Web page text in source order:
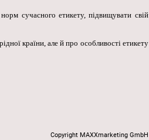
сучасного етикету, підвищувати свій
країни, але й про особливості етикету
Copyright MAXXmarketing GmbH